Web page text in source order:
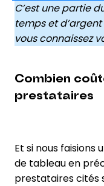
C’est une partie
temps et
vous connaissez
Combien
prestataires
Et si nous faisions
de tableau en
prestataires cités